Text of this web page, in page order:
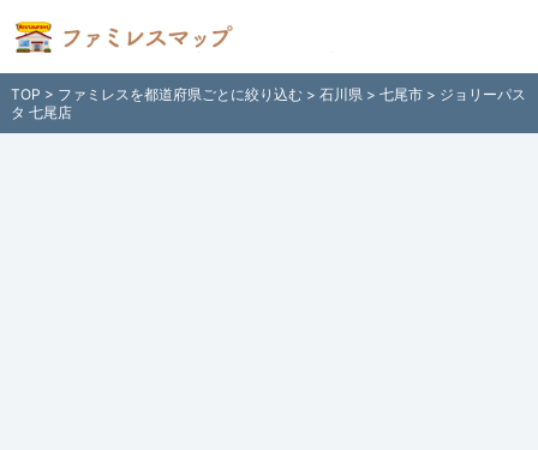
のファミレス情報 - 全国各地のファミレ
スを住所付きでご紹介！日本全国のファ
ミリーレストラン検索サイト「ファミレ
スマップ」
TOP > ファミレスを都道府県ごとに絞り込む> 石川県> 七尾市> ジョリーパス
タ 七尾店